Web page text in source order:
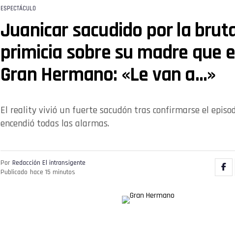
ESPECTÁCULO
Juanicar sacudido por la
primicia sobre su madre que
Gran Hermano: «Le van a…»
El reality vivió un fuerte sacudón tras confirmarse el
encendió todas las alarmas.
Por Redacción El intransigente
Publicado hace 15 minutos